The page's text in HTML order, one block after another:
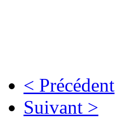
< Précédent
Suivant >